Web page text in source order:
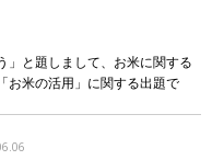
」と題しまして、お米に関する
お米の活用」に関する出題で